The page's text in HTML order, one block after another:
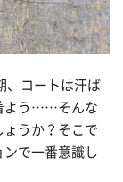
、コートは汗ば
よう……そんな
うか？そこで
で一番意識し